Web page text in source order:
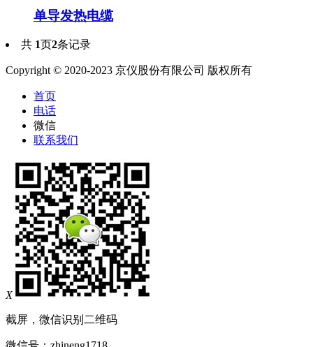
单导发热电缆
共 1页2条记录
Copyright © 2020-2023 京仪股份有限公司 版权所有
首页
电话
微信
联系我们
X
截屏，微信识别二维码